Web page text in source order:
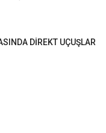
DİREKT UÇUŞLAR